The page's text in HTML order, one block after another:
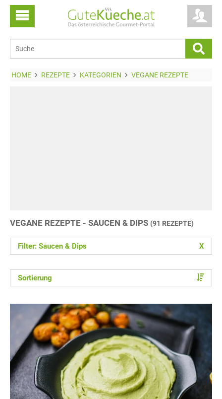
HOME REZEPTE KATEGORIEN VEGANE REZEPTE
VEGANE REZEPTE - SAUCEN & DIPS (91 REZEPTE)
Filter: Saucen & Dips X
Sortierung